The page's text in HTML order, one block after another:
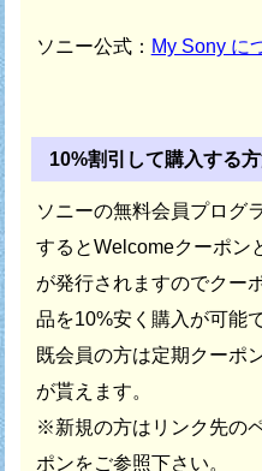
ソニー公式： My Sony に
10%割引して購入する
ソニーの無料会員プログ
するとWelcomeクーポン
が発行されますのでクー
品を10%安く購入が可能で
既会員の方は定期クーポ
が貰えます。
※新規の方はリンク先の
ポンをご参照下さい。